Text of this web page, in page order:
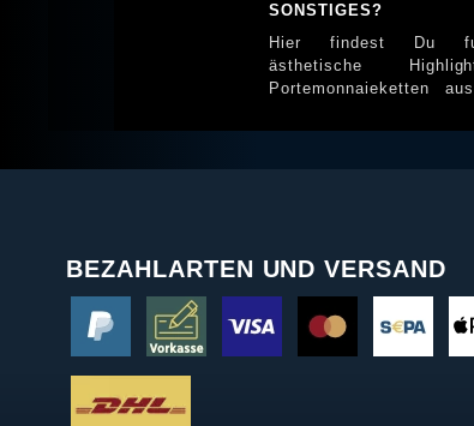
SONSTIGES?
Hier findest Du
ästhetische Highlights. Schwere
Portemonnaieketten
BEZAHLARTEN UND VERSAND